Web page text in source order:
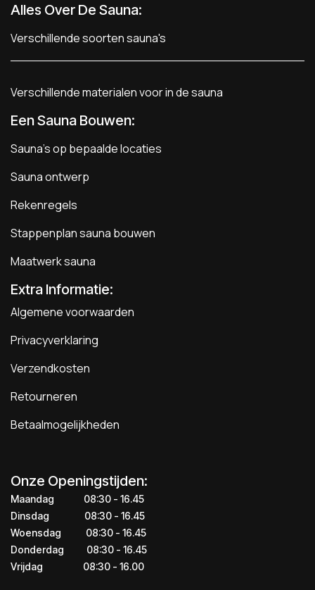
Alles Over De Sauna:
Verschillende soorten sauna's
Verschillende materialen voor in de sauna
Een Sauna Bouwen:
Sauna's op bepaalde locaties
Sauna ontwerp
Rekenregels
Stappenplan sauna bouwen
Maatwerk sauna
Extra Informatie:
Algemene voorwaarden
Privacyverklaring
Verzendkosten
Retourneren
Betaalmogelijkheden
Onze Openingstijden:
Maandag
​​​08:30 - 16.45​
Dinsdag
​​​​08:30 - 16.45
Woensdag
​08:30 - 16.45
Donderdag
​​​​​08:30 - 16.45
Vrijdag
​​​​​08:30 - 16.00